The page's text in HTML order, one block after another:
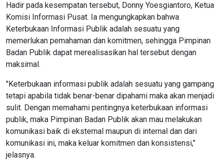
Hadir pada kesempatan tersebut, Donny Yoesgiantoro, Ketua
Komisi Informasi Pusat. Ia mengungkapkan bahwa
Keterbukaan Informasi Publik adalah sesuatu yang
memerlukan pemahaman dan komitmen, sehingga Pimpinan
Badan Publik dapat merealisasikan hal tersebut dengan
maksimal.
"Keterbukaan informasi publik adalah sesuatu yang gampang
tetapi apabila tidak benar-benar dipahami maka akan menjadi
sulit. Dengan memahami pentingnya keterbukaan informasi
publik, maka Pimpinan Badan Publik akan mau melakukan
komunikasi baik di eksternal maupun di internal dan dari
komunikasi ini, maka keluar komitmen dan konsistensi,"
jelasnya.